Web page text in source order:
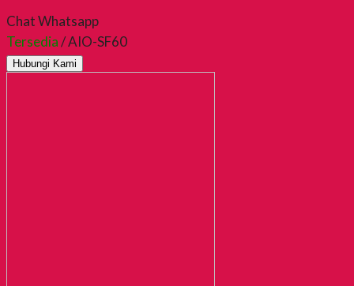
Chat Whatsapp
Tersedia/ AIO-SF60
Hubungi Kami